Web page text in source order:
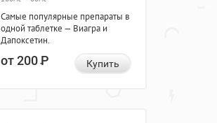
Самые популярные препараты в
одной таблетке — Виагра и
Дапоксетин.
от 200Р Купить